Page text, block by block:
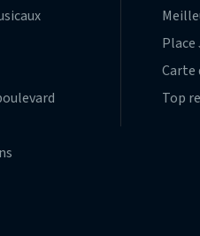
Place
Carte
Top